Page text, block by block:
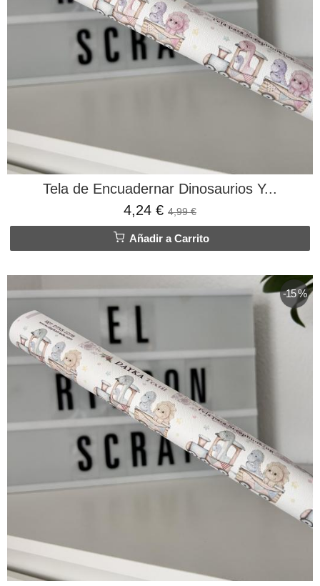
Tela de Encuadernar Dinosaurios Y...
4,24 € 4,99 €
Añadir a Carrito
-15 %